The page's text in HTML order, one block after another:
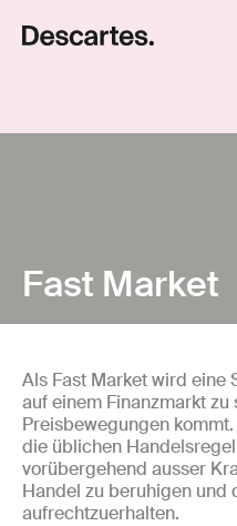
Fast Market
Als Fast Market wird eine
auf einem Finanzmarkt
Preisbewegungen
die üblichen
vorübergehend ausser
Handel zu beruhigen und
aufrechtzuerhalten.